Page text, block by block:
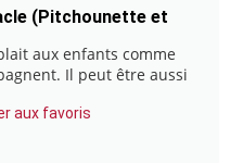
(Pitchounette et
aux enfants comme
Il peut être aussi
aux favoris